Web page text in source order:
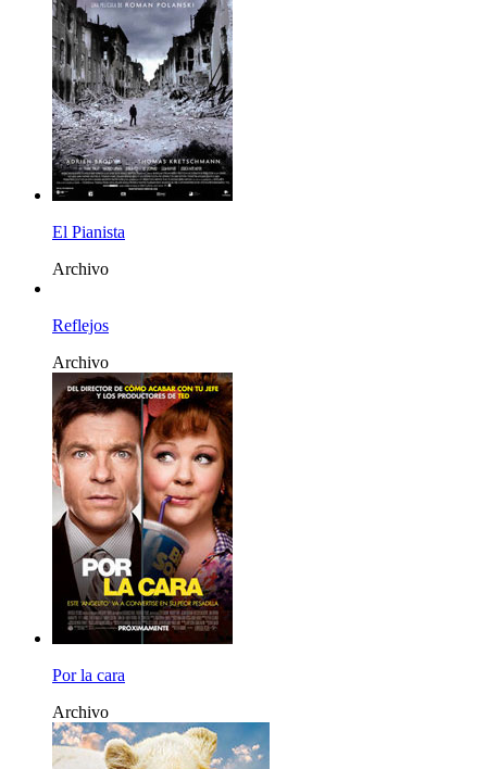
El Pianista
Archivo
Reflejos
Archivo
Por la cara
Archivo